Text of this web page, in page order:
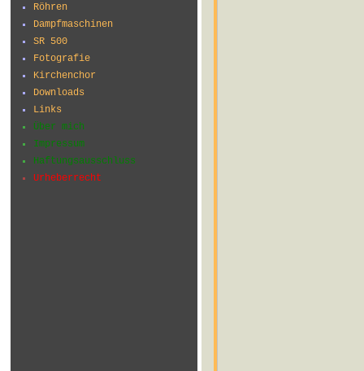
Röhren
Dampfmaschinen
SR 500
Fotografie
Kirchenchor
Downloads
Links
Über mich
Impressum
Haftungsausschluss
Urheberrecht